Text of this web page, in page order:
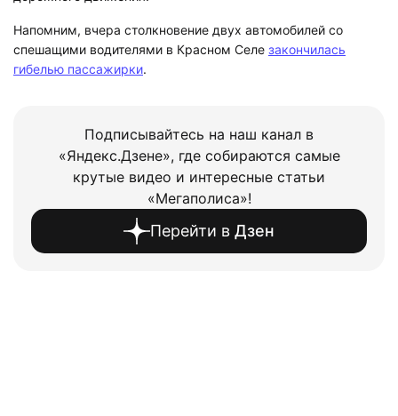
Напомним, вчера столкновение двух автомобилей со
спешащими водителями в Красном Селе закончилась
гибелью пассажирки.
Подписывайтесь на наш канал в
«Яндекс.Дзене», где собираются самые
крутые видео и интересные статьи
«Мегаполиса»!
Перейти в Дзен